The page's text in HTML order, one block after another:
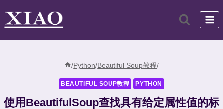
/Python/Beautiful Soup教程/
BEAUTIFUL SOUP教程 PYTHON
使用BeautifulSoup查找具有给定属性值的标